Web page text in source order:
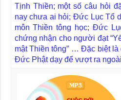
Tịnh Thiền; một số câu hỏi
nay chưa ai hỏi; Đức Lục Tổ
môn Thiền tông học; Đức
chứng nhận cho người đạt
mật Thiền tông” … Đặc biệt là
Đức Phật dạy để vượt ra